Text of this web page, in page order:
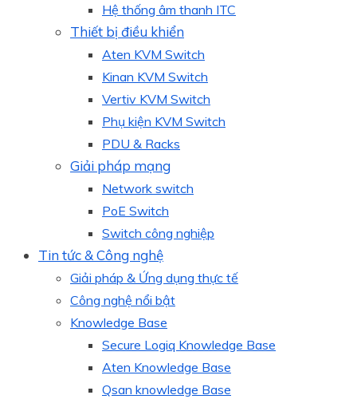
Hệ thống âm thanh ITC
Thiết bị điều khiển
Aten KVM Switch
Kinan KVM Switch
Vertiv KVM Switch
Phụ kiện KVM Switch
PDU & Racks
Giải pháp mạng
Network switch
PoE Switch
Switch công nghiệp
Tin tức & Công nghệ
Giải pháp & Ứng dụng thực tế
Công nghệ nổi bật
Knowledge Base
Secure Logiq Knowledge Base
Aten Knowledge Base
Qsan knowledge Base